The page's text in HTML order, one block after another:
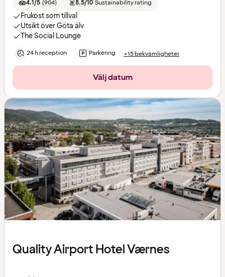
4.1/5 (904) 8.5/10 Sustainability rating
Frukost som tillval
Utsikt över Göta älv
The Social Lounge
24 h reception Parkering +15 bekvämligheter
Välj datum
Quality Airport Hotel Værnes